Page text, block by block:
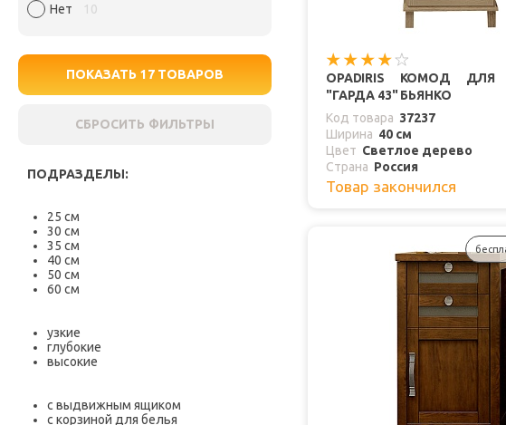
Нет
10
ПОКАЗАТЬ 17 ТОВАРОВ
СБРОСИТЬ ФИЛЬТРЫ
ПОДРАЗДЕЛЫ:
25 см
30 см
35 см
40 см
50 см
60 см
узкие
глубокие
высокие
с выдвижным ящиком
с корзиной для белья
OPADIRIS КОМОД ДЛЯ
"ГАРДА 43" БЬЯНКО
Код товара 37237
Ширина 40 см
Цвет Светлое дерево
Страна Россия
Товар закончился